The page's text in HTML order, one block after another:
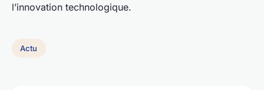
l’innovation technologique.
Actu